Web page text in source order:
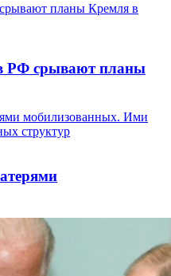
РФ срывают планы